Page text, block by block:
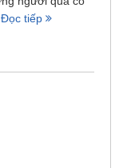
Đọc tiếp